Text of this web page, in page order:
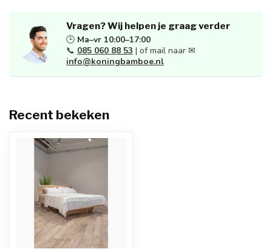
Vragen? Wij helpen je graag verder
🕒 Ma–vr 10:00–17:00
📞 085 060 88 53 | of mail naar ✉
info@koningbamboe.nl
Recent bekeken